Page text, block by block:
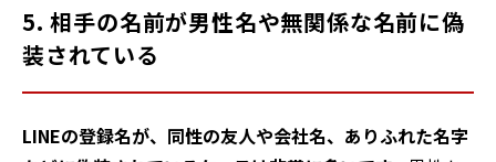
5. 相手の名前が男性名や無関係な名前に偽
装されている
LINEの登録名が、同性の友人や会社名、ありふれた名字